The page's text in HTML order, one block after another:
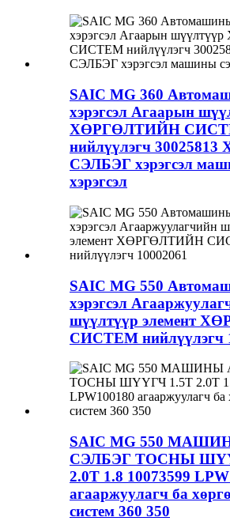
SAIC MG 360
хэрэгсэл Агаарын
ХӨРГӨЛТИЙН
нийлүүлэгч
СЭЛБЭГ хэрэгсэл
хэрэгсэл
SAIC MG 550
хэрэгсэл
шүүлтүүр элемент
СИСТЕМ нийлүүлэгч
SAIC MG 550
СЭЛБЭГ ТОСНЫ
2.0T 1.8 10073599
агааржуулагч ба
систем 360 350